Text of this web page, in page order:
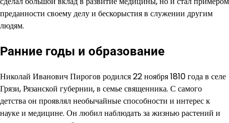
преданности своему делу и бескорыстия в служении другим
людям.
Ранние годы и образование
Николай Иванович Пирогов родился 22 ноября 1810 года в селе
Грязи, Рязанской губернии, в семье священника. С самого
детства он проявлял необычайные способности и интерес к
науке и медицине. Он любил наблюдать за жизнью растений и